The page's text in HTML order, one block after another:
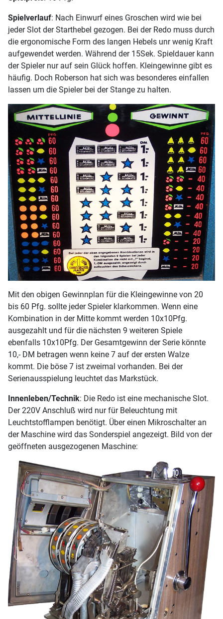
Spielverlauf: Nach Einwurf eines Groschen wird wie bei
jeder Slot der Starthebel gezogen. Bei der Redo muss durch
die ergonomische Form des langen Hebels unr wenig Kraft
aufgewendet werden. Während der 15Sek. Spieldauer kann
der Spieler nur auf sein Glück hoffen. Kleingewinne gibt es
häufig. Doch Roberson hat sich was besonderes einfallen
lassen um die Spieler bei der Stange zu halten.
Mit den obigen Gewinnplan für die Kleingewinne von 20
bis 60 Pfg. sollte jeder Spieler klarkommen. Wenn eine
Kombination in der Mitte kommt werden 10x10Pfg.
ausgezahlt und für die nächsten 9 weiteren Spiele
ebenfalls 10x10Pfg. Der Gesamtgewinn der Serie könnte
10,- DM betragen wenn keine 7 auf der ersten Walze
kommt. Die böse 7 ist zweimal vorhanden. Bei der
Serienausspielung leuchtet das Markstück.
Innenleben/Technik: Die Redo ist eine mechanische Slot.
Der 220V Anschluß wird nur für Beleuchtung mit
Leuchtstofflampen benötigt. Über einen Mikroschalter an
der Maschine wird das Sonderspiel angezeigt. Bild von der
geöffneten ausgezogenen Maschine: